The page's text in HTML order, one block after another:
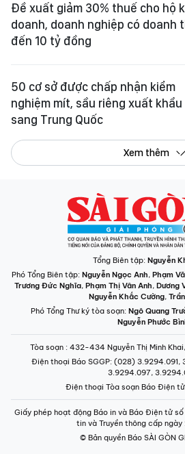
Đề xuất giảm 30% thuế cho hộ
doanh, doanh nghiệp có doanh
đến 10 tỷ đồng
50 cơ sở được chấp nhận kiểm
nghiệm mít, sầu riêng xuất khẩu
sang Trung Quốc
Xem thêm
Tổng Biên tập: Nguyễn
Phó Tổng Biên tập: Nguyễn Ngọc Anh, Phạm
Trương Đức Nghĩa, Phạm Thị Vân Anh, Dương
Nguyễn Khắc Cường,
Phó Tổng Thư ký tòa soạn: Ngô Quang
Nguyễn Phước
Tòa soạn : 432-434 Nguyễn Thị Minh
Điện thoại Báo SGGP: (028) 3.9294.091,
3.9294.097,
Điện thoại Tòa soạn Báo Điện tử
Giấy phép hoạt động Báo in và Báo Điện tử
tin và Truyền thông cấp
© Bản quyền Báo SÀI GÒN